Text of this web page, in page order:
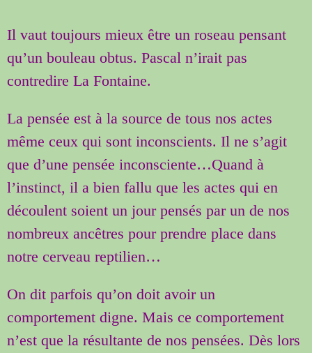
Il vaut toujours mieux être un roseau pensant
qu’un bouleau obtus. Pascal n’irait pas
contredire La Fontaine.
La pensée est à la source de tous nos actes
même ceux qui sont inconscients. Il ne s’agit
que d’une pensée inconsciente…Quand à
l’instinct, il a bien fallu que les actes qui en
découlent soient un jour pensés par un de nos
nombreux ancêtres pour prendre place dans
notre cerveau reptilien…
On dit parfois qu’on doit avoir un
comportement digne. Mais ce comportement
n’est que la résultante de nos pensées. Dès lors